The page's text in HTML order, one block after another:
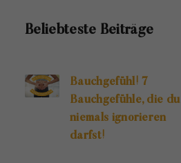
Beliebteste Beiträge
Bauchgefühl! 7
Bauchgefühle, die du
niemals ignorieren
darfst!